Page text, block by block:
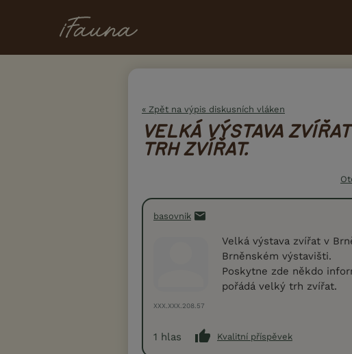
« Zpět na výpis diskusních vláken
VELKÁ VÝSTAVA
TRH ZVÍŘAT.
basovnik
XXX.XXX.208.57
Velká výstava zvířat v
Brněnském výstavišti.
Poskytne zde někdo
pořádá velký trh zvířat.
1 hlas Kvalitní příspěvek